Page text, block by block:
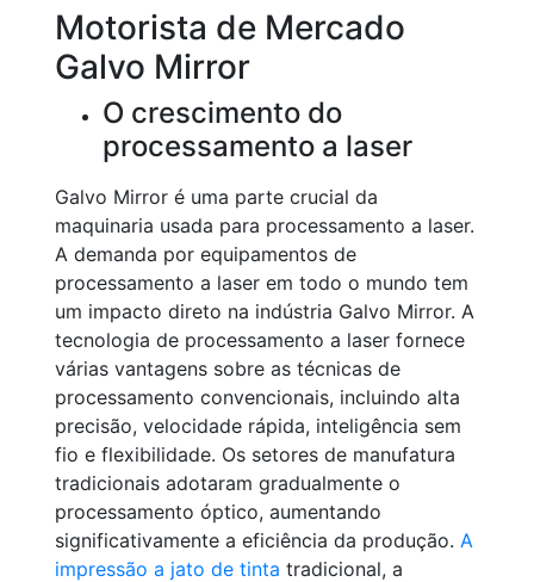
Motorista de Mercado
Galvo Mirror
O crescimento do
processamento a laser
Galvo Mirror é uma parte crucial da
maquinaria usada para processamento a laser.
A demanda por equipamentos de
processamento a laser em todo o mundo tem
um impacto direto na indústria Galvo Mirror. A
tecnologia de processamento a laser fornece
várias vantagens sobre as técnicas de
processamento convencionais, incluindo alta
precisão, velocidade rápida, inteligência sem
fio e flexibilidade. Os setores de manufatura
tradicionais adotaram gradualmente o
processamento óptico, aumentando
significativamente a eficiência da produção. A
impressão a jato de tinta tradicional, a